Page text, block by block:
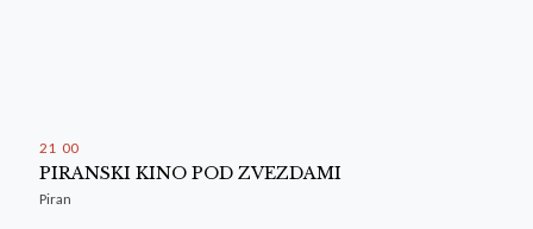
21 00
PIRANSKI KINO POD ZVEZDAMI
Piran